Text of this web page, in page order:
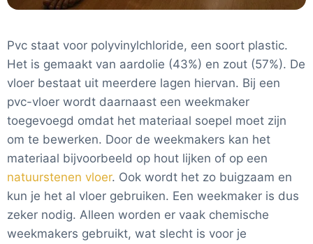
Pvc staat voor polyvinylchloride, een soort plastic.
Het is gemaakt van aardolie (43%) en zout (57%). De
vloer bestaat uit meerdere lagen hiervan. Bij een
pvc-vloer wordt daarnaast een weekmaker
toegevoegd omdat het materiaal soepel moet zijn
om te bewerken. Door de weekmakers kan het
materiaal bijvoorbeeld op hout lijken of op een
natuurstenen vloer. Ook wordt het zo buigzaam en
kun je het al vloer gebruiken. Een weekmaker is dus
zeker nodig. Alleen worden er vaak chemische
weekmakers gebruikt, wat slecht is voor je